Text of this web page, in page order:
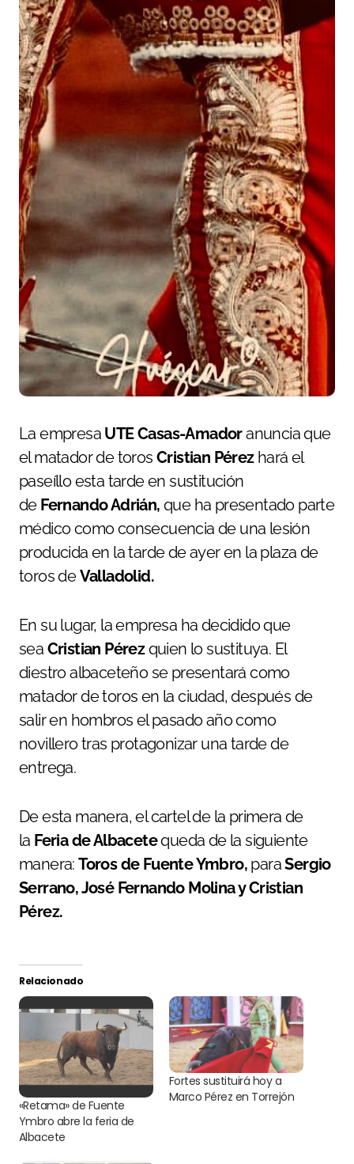
La empresa UTE Casas-Amadoranuncia que
el matador de toros Cristian Pérez hará el
paseíllo esta tarde en sustitución
de Fernando Adrián,que ha presentado parte
médico como consecuencia de una lesión
producida en la tarde de ayer en la plaza de
toros deValladolid.
En su lugar, la empresa ha decidido que
sea Cristian Pérezquien lo sustituya. El
diestro albaceteño se presentará como
matador de toros en la ciudad, después de
salir en hombros el pasado año como
novillero tras protagonizar una tarde de
entrega.
De esta manera, el cartel de la primera de
la Feria de Albacetequeda de la siguiente
manera:Toros de Fuente Ymbro, paraSergio
Serrano, José Fernando Molina y Cristian
Pérez.
Relacionado
«Retama» de Fuente
Ymbro abre la feria de
Albacete
Fortes sustituirá hoy a
Marco Pérez en Torrejón